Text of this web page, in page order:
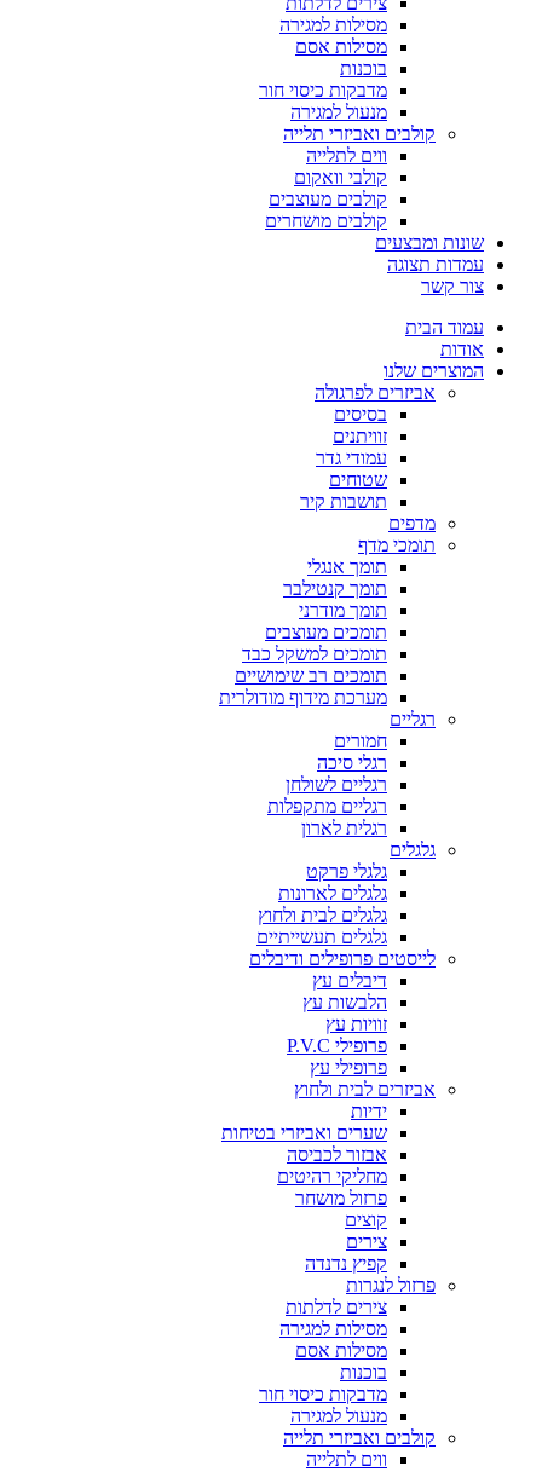
מסילות למגירה
מסילות אסם
בוכנות
מדבקות כיסוי חור
מנעול למגירה
קולבים ואביזרי תלייה
ווים לתלייה
קולבי וואקום
קולבים מעוצבים
קולבים מושחרים
שונות ומבצעים
עמדות תצוגה
צור קשר
עמוד הבית
אודות
המוצרים שלנו
אביזרים לפרגולה
בסיסים
זוויתנים
עמודי גדר
שטוחים
תושבות קיר
מדפים
תומכי מדף
תומך אנגלי
תומך קנטילבר
תומך מודרני
תומכים מעוצבים
תומכים למשקל כבד
תומכים רב שימושיים
מערכת מידוף מודולרית
רגליים
חמורים
רגלי סיכה
רגליים לשולחן
רגליים מתקפלות
רגלית לארון
גלגלים
גלגלי פרקט
גלגלים לארונות
גלגלים לבית ולחוץ
גלגלים תעשייתיים
לייסטים פרופילים ודיבלים
דיבלים עץ
הלבשות עץ
זוויות עץ
פרופילי P.V.C
פרופילי עץ
אביזרים לבית ולחוץ
ידיות
שערים ואביזרי בטיחות
אבזור לכביסה
מחליקי רהיטים
פרזול מושחר
קוצים
צירים
קפיץ נדנדה
פרזול לנגרות
צירים לדלתות
מסילות למגירה
מסילות אסם
בוכנות
מדבקות כיסוי חור
מנעול למגירה
קולבים ואביזרי תלייה
ווים לתלייה